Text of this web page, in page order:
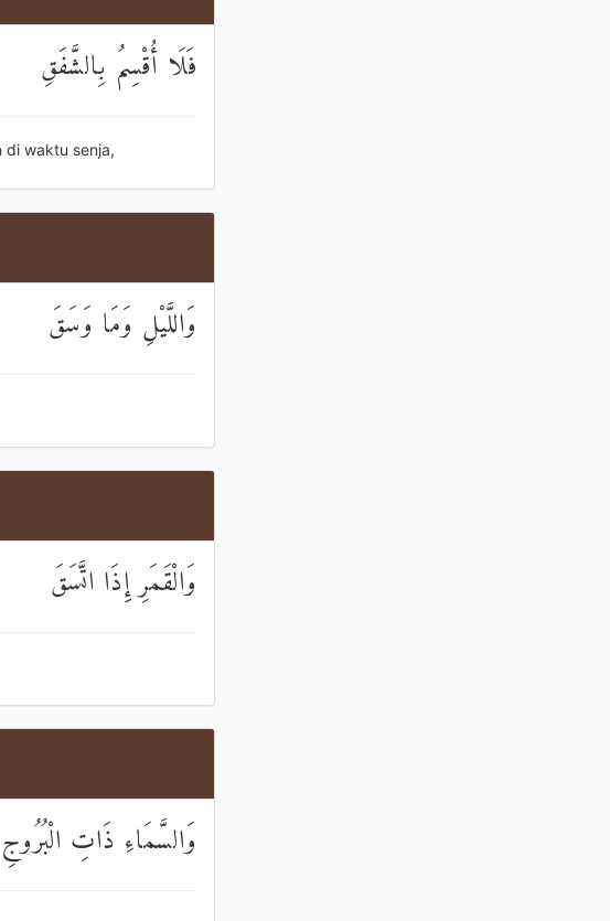
فَلَا أُقْسِمُ بِالشَّفَقِ
di waktu senja,
وَاللَّيْلِ وَمَا وَسَقَ
وَالْقَمَرِ إِذَا اتَّسَقَ
وَالسَّمَاءِ ذَاتِ الْبُرُوجِ